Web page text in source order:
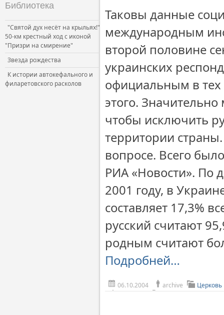
Библиотека
"Святой дух несёт на крыльях!"
50-км крестный ход с иконой
"Призри на смирение"
Звезда рождества
К истории автокефального и
филаретовского расколов
Таковы данные
международным
второй половине
украинских
официальным в тех
этого.
чтобы исключить
территории
вопросе. Всего
РИА «Новости». По
2001 году, в
составляет 17,3%
русский считают
родным считают
Подробней…
06.10.2004 archive